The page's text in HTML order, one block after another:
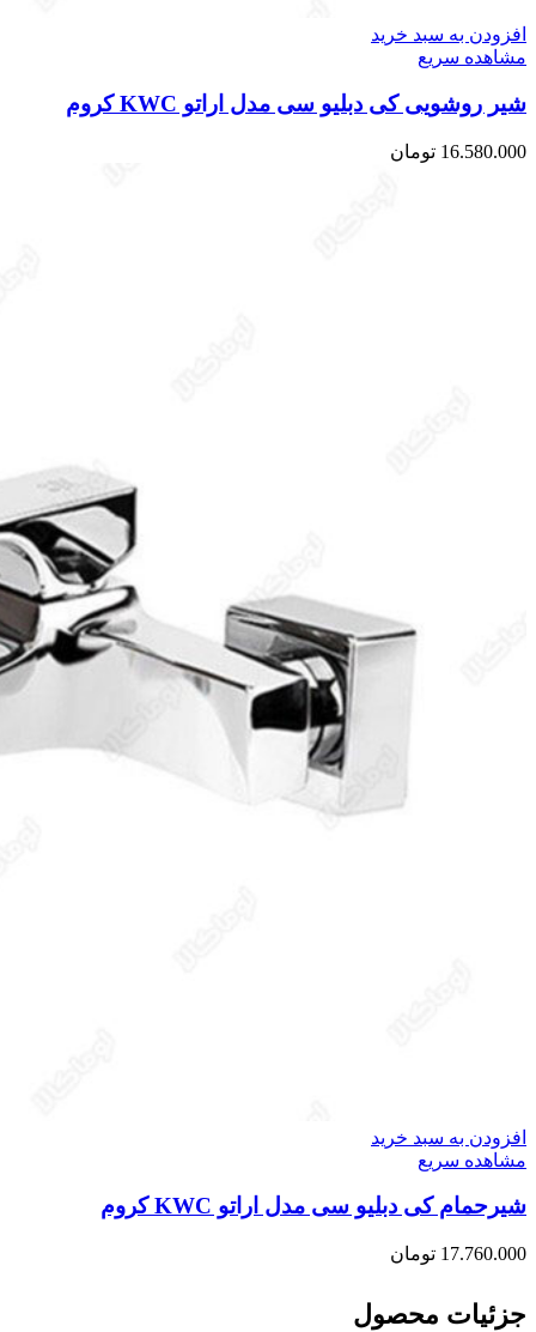
افزودن به سبد خرید
مشاهده سریع
شیر روشویی کی دبلیو سی مدل اراتو KWC کروم
16.580.000 تومان
افزودن به سبد خرید
مشاهده سریع
شیرحمام کی دبلیو سی مدل اراتو KWC کروم
17.760.000 تومان
جزئیات محصول